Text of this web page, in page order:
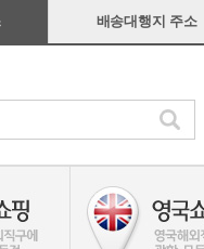
배송대행지 주소